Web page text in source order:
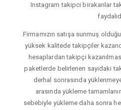
Instagram takipci birakanlar
Firmamızın satışa sunmuş
yüksek kalitede takipçiler
hesaplardan takipçi
paketlerde belirlenen sayıdaki
derhal sonrasında
arasında yükleme
sebebiyle yükleme daha sonra